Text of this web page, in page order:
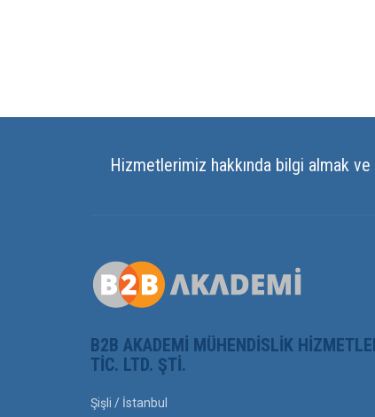
Hizmetlerimiz hakkında bilgi almak
B2B AKADEMI MÜHENDISLIK
TIC. LTD. ŞTI.
Şişli / İstanbul